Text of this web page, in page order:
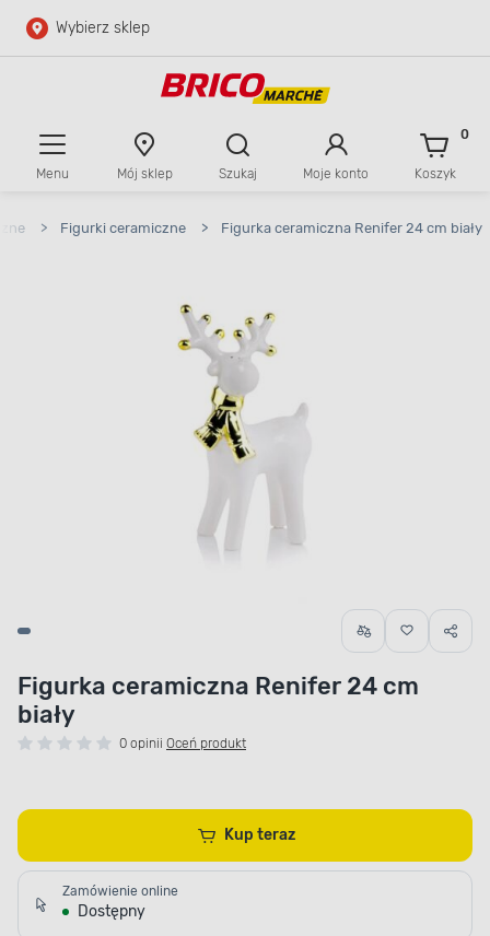
Przejdź do głównej zawartości
Wybierz sklep
Menu Mój sklep Szukaj Moje konto Koszyk
0
> Figurki ceramiczne > Figurka ceramiczna Renifer 24 cm biały
Figurka ceramiczna Renifer 24 cm
biały
0 opinii Oceń produkt
Kup teraz
Zamówienie online
Dostępny